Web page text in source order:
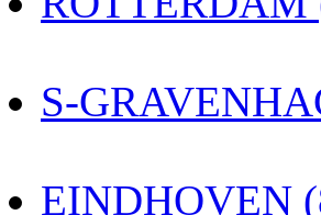
S-
EINDHOVEN